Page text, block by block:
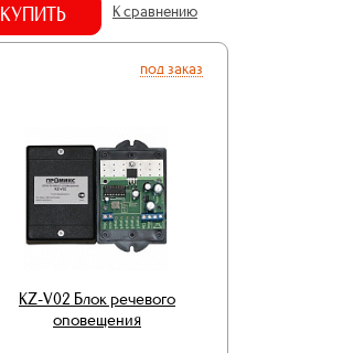
КУПИТЬ К сравнению
под заказ
KZ-V02 Блок речевого
оповещения